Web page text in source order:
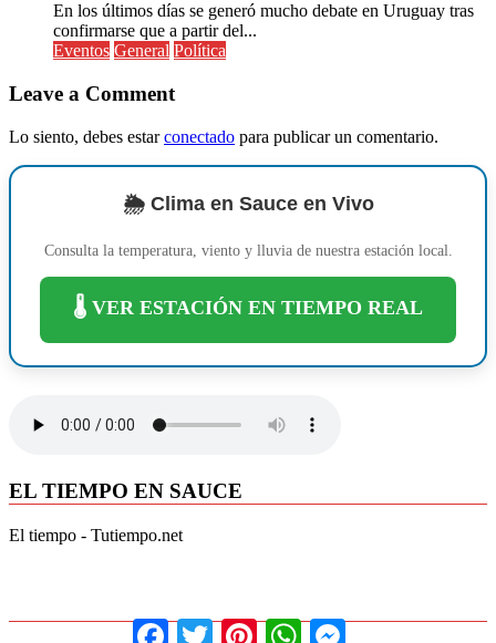
En los últimos días se generó mucho debate en Uruguay tras
confirmarse que a partir del...
Eventos General Política
Leave a Comment
Lo siento, debes estarconectado para publicar un comentario.
🌦️ Clima en Sauce en Vivo
Consulta la temperatura, viento y lluvia de nuestra estación local.
🌡️ VER ESTACIÓN EN TIEMPO REAL
EL TIEMPO EN SAUCE
El tiempo - Tutiempo.net
FacebookTwitterPinterestWhatsAppMessenger